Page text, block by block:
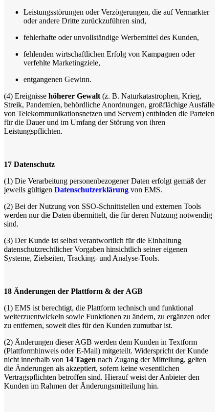
Leistungsstörungen oder Verzögerungen, die auf Vermarkter
oder andere Dritte zurückzuführen sind,
fehlerhafte oder unvollständige Werbemittel des Kunden,
fehlenden wirtschaftlichen Erfolg von Kampagnen oder
verfehlte Marketingziele,
entgangenen Gewinn.
(4) Ereignisse höherer Gewalt (z. B. Naturkatastrophen, Krieg,
Streik, Pandemien, behördliche Anordnungen, großflächige Ausfälle
von Telekommunikationsnetzen und Servern) entbinden die Parteien
für die Dauer und im Umfang der Störung von ihren
Leistungspflichten.
17 Datenschutz
(1) Die Verarbeitung personenbezogener Daten erfolgt gemäß der
jeweils gültigen Datenschutzerklärung von EMS.
(2) Bei der Nutzung von SSO-Schnittstellen und externen Tools
werden nur die Daten übermittelt, die für deren Nutzung notwendig
sind.
(3) Der Kunde ist selbst verantwortlich für die Einhaltung
datenschutzrechtlicher Vorgaben hinsichtlich seiner eigenen
Systeme, Zielseiten, Tracking- und Analyse-Tools.
18 Änderungen der Plattform & der AGB
(1) EMS ist berechtigt, die Plattform technisch und funktional
weiterzuentwickeln sowie Funktionen zu ändern, zu ergänzen oder
zu entfernen, soweit dies für den Kunden zumutbar ist.
(2) Änderungen dieser AGB werden dem Kunden in Textform
(Plattformhinweis oder E-Mail) mitgeteilt. Widerspricht der Kunde
nicht innerhalb von 14 Tagen nach Zugang der Mitteilung, gelten
die Änderungen als akzeptiert, sofern keine wesentlichen
Vertragspflichten betroffen sind. Hierauf weist der Anbieter den
Kunden im Rahmen der Änderungsmitteilung hin.